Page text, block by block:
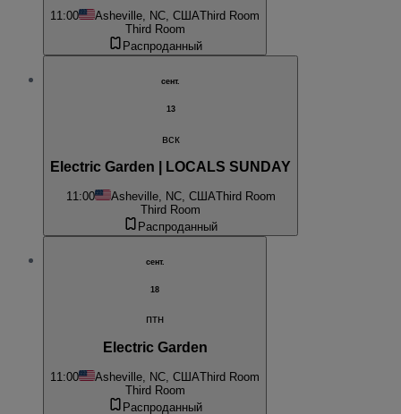
11:00 Asheville, NC, СШАThird Room
Third Room
Распроданный
сент.
13
вск
Electric Garden | LOCALS SUNDAY
11:00 Asheville, NC, СШАThird Room
Third Room
Распроданный
сент.
18
птн
Electric Garden
11:00 Asheville, NC, СШАThird Room
Third Room
Распроданный